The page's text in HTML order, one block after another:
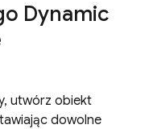
Dynamic
utwórz obiekt
dowolne